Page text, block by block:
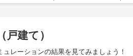
（戸建て）
レーションの結果を見てみましょう！